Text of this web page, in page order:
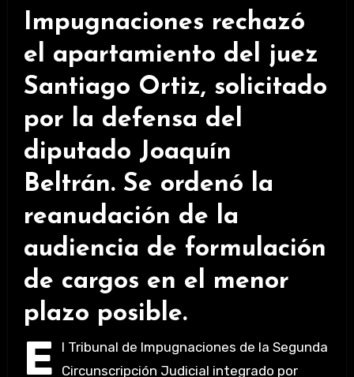
Impugnaciones rechazó
el apartamiento del juez
Santiago Ortiz, solicitado
por la defensa del
diputado Joaquín
Beltrán. Se ordenó la
reanudación de la
audiencia de formulación
de cargos en el menor
plazo posible.
E
l Tribunal de Impugnaciones de la Segunda
Circunscripción Judicial integrado por